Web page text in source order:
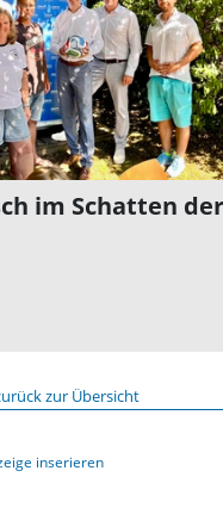
im Schatten
zur Übersicht
inserieren